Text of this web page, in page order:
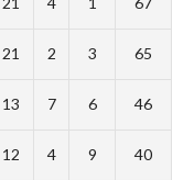
21 2 3 65
13 7 6 46
12 4 9 40